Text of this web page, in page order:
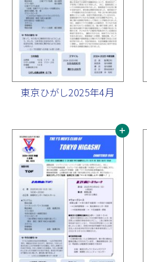
東京ひがし2025年4月